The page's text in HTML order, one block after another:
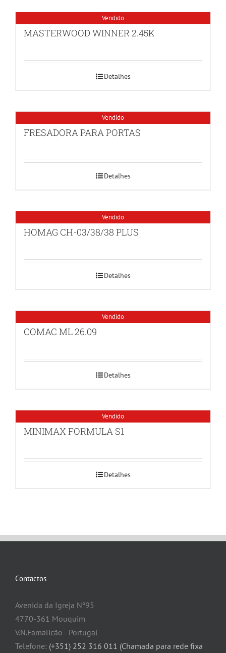
Vendido
MASTERWOOD WINNER 2.45K
Detalhes
Vendido
FRESADORA PARA PORTAS
Detalhes
Vendido
HOMAG CH-03/38/38 PLUS
Detalhes
Vendido
COMAC ML 26.09
Detalhes
Vendido
MINIMAX FORMULA S1
Detalhes
Contactos
Avenida da Igreja Nº95
4770-361 Mouquim
V.N.Famalicão - Portugal
Telefone: (+351) 252 316 011 (Chamada para rede fixa